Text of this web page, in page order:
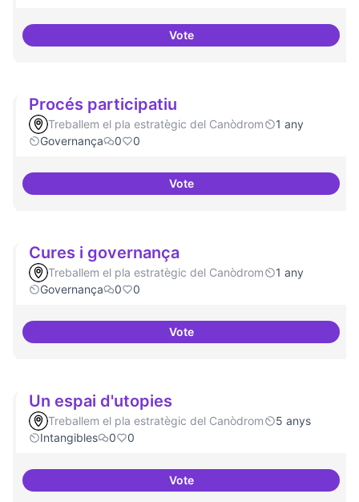
VoteMapeig d'experiències
Procés participatiu
Treballem el pla estratègic del Canòdrom
1 any
Governança
0 0
VoteProcés participatiu
Cures i governança
Treballem el pla estratègic del Canòdrom
1 any
Governança
0 0
VoteCures i governança
Un espai d'utopies
Treballem el pla estratègic del Canòdrom
5 anys
Intangibles
0 0
VoteUn espai d'utopies